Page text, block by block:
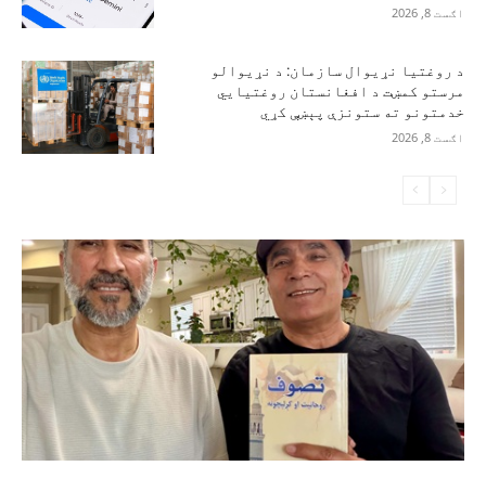
اګست 8, 2026
د روغتیا نړیوال سازمان: د نړیوالو
مرستو کمښت د افغانستان روغتیايي
خدمتونو ته ستونزې پېښې کړي
اګست 8, 2026